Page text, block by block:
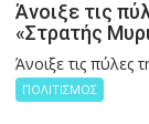
Άνοιξε τις
«Στρατής
Άνοιξε τις πύλες
ΠΟΛΙΤΙΣΜΟΣ